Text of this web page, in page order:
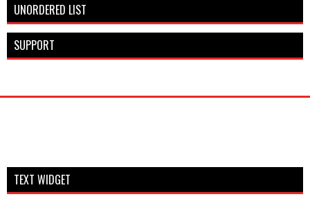
UNORDERED LIST
SUPPORT
TEXT WIDGET